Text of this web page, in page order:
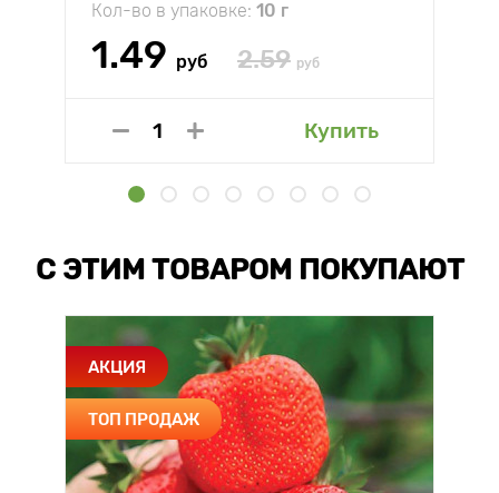
Кол-во в упаковке: 10 г
1.49 руб 2.59 руб
Купить
С ЭТИМ ТОВАРОМ ПОКУПАЮТ
АКЦИЯ
ТОП ПРОДАЖ